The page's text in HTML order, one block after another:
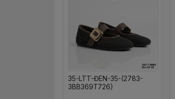
35-LTT-ĐEN-35-(2783-
3BB369T726)